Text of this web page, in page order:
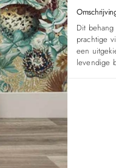
Dit
prachtige
een
levendige